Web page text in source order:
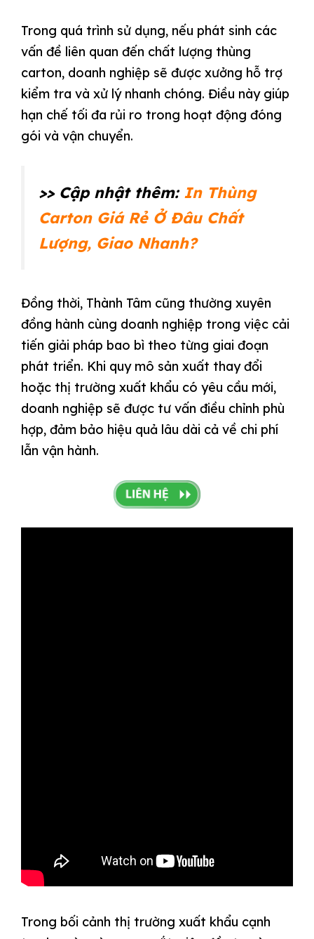
Trong quá trình sử dụng, nếu phát sinh các
vấn đề liên quan đến chất lượng thùng
carton, doanh nghiệp sẽ được xưởng hỗ trợ
kiểm tra và xử lý nhanh chóng. Điều này giúp
hạn chế tối đa rủi ro trong hoạt động đóng
gói và vận chuyển.
>> Cập nhật thêm: In Thùng
Carton Giá Rẻ Ở Đâu Chất
Lượng, Giao Nhanh?
Đồng thời, Thành Tâm cũng thường xuyên
đồng hành cùng doanh nghiệp trong việc cải
tiến giải pháp bao bì theo từng giai đoạn
phát triển. Khi quy mô sản xuất thay đổi
hoặc thị trường xuất khẩu có yêu cầu mới,
doanh nghiệp sẽ được tư vấn điều chỉnh phù
hợp, đảm bảo hiệu quả lâu dài cả về chi phí
lẫn vận hành.
Trong bối cảnh thị trường xuất khẩu cạnh